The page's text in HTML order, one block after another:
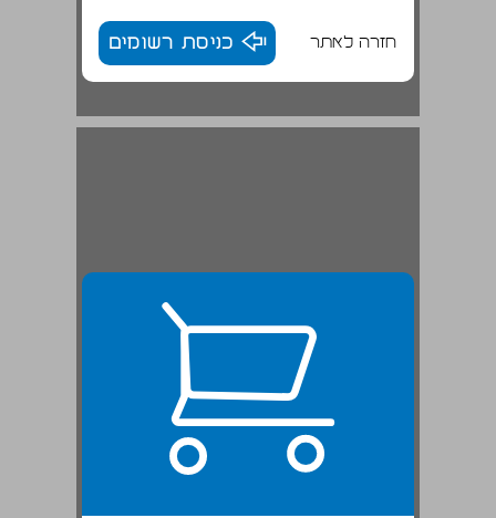
חזרה לאתר כניסת רשומים